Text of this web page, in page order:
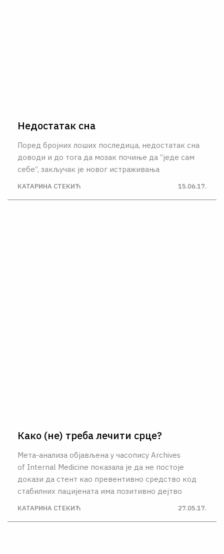
Недостатак сна
Поред бројних лоших последица, недостатак сна
доводи и до тога да мозак почиње да ”једе сам
себе”, закључак је новог истраживања
КАТАРИНА СТЕКИЋ 15.06.17.
Како (не) треба лечити срце?
Мета-анализа објављена у часопису Archives
of Internal Medicine показала је да не постоје
докази да стент као превентивно средство код
стабилних пацијената има позитивно дејтво
КАТАРИНА СТЕКИЋ 27.05.17.